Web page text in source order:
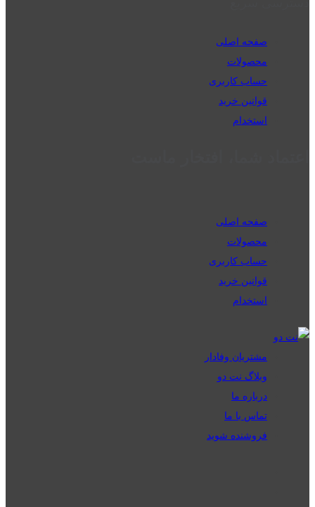
صفحه اصلی
محصولات
حساب کاربری
قوانین خرید
استخدام
صفحه اصلی
محصولات
حساب کاربری
قوانین خرید
استخدام
مشتریان وفادار
وبلاگ نت دو
درباره ما
تماس با ما
فروشنده شوید